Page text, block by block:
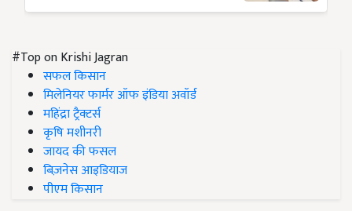
#Top on Krishi Jagran
सफल किसान
मिलेनियर फार्मर ऑफ इंडिया अवॉर्ड
महिंद्रा ट्रैक्टर्स
कृषि मशीनरी
जायद की फसल
बिज़नेस आइडियाज
पीएम किसान